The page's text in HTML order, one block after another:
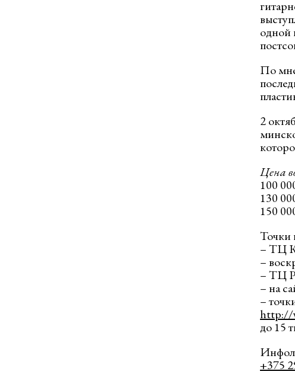
одной
По
2
Цена
100
130
150
Точки
– ТЦ
–
– ТЦ
– на
–
http://
до 15
+375